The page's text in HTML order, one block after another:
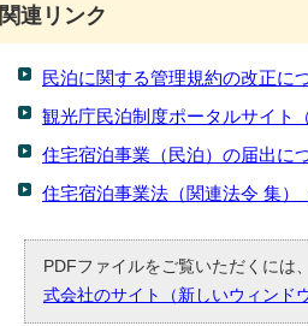
関連リンク
民泊に関する管理規約の改正に
観光庁民泊制度ポータルサイト
住宅宿泊事業（民泊）の届出に
住宅宿泊事業法（関連法令 集）
PDFファイルをご覧いただくに
式会社のサイト（新しいウィンドウ